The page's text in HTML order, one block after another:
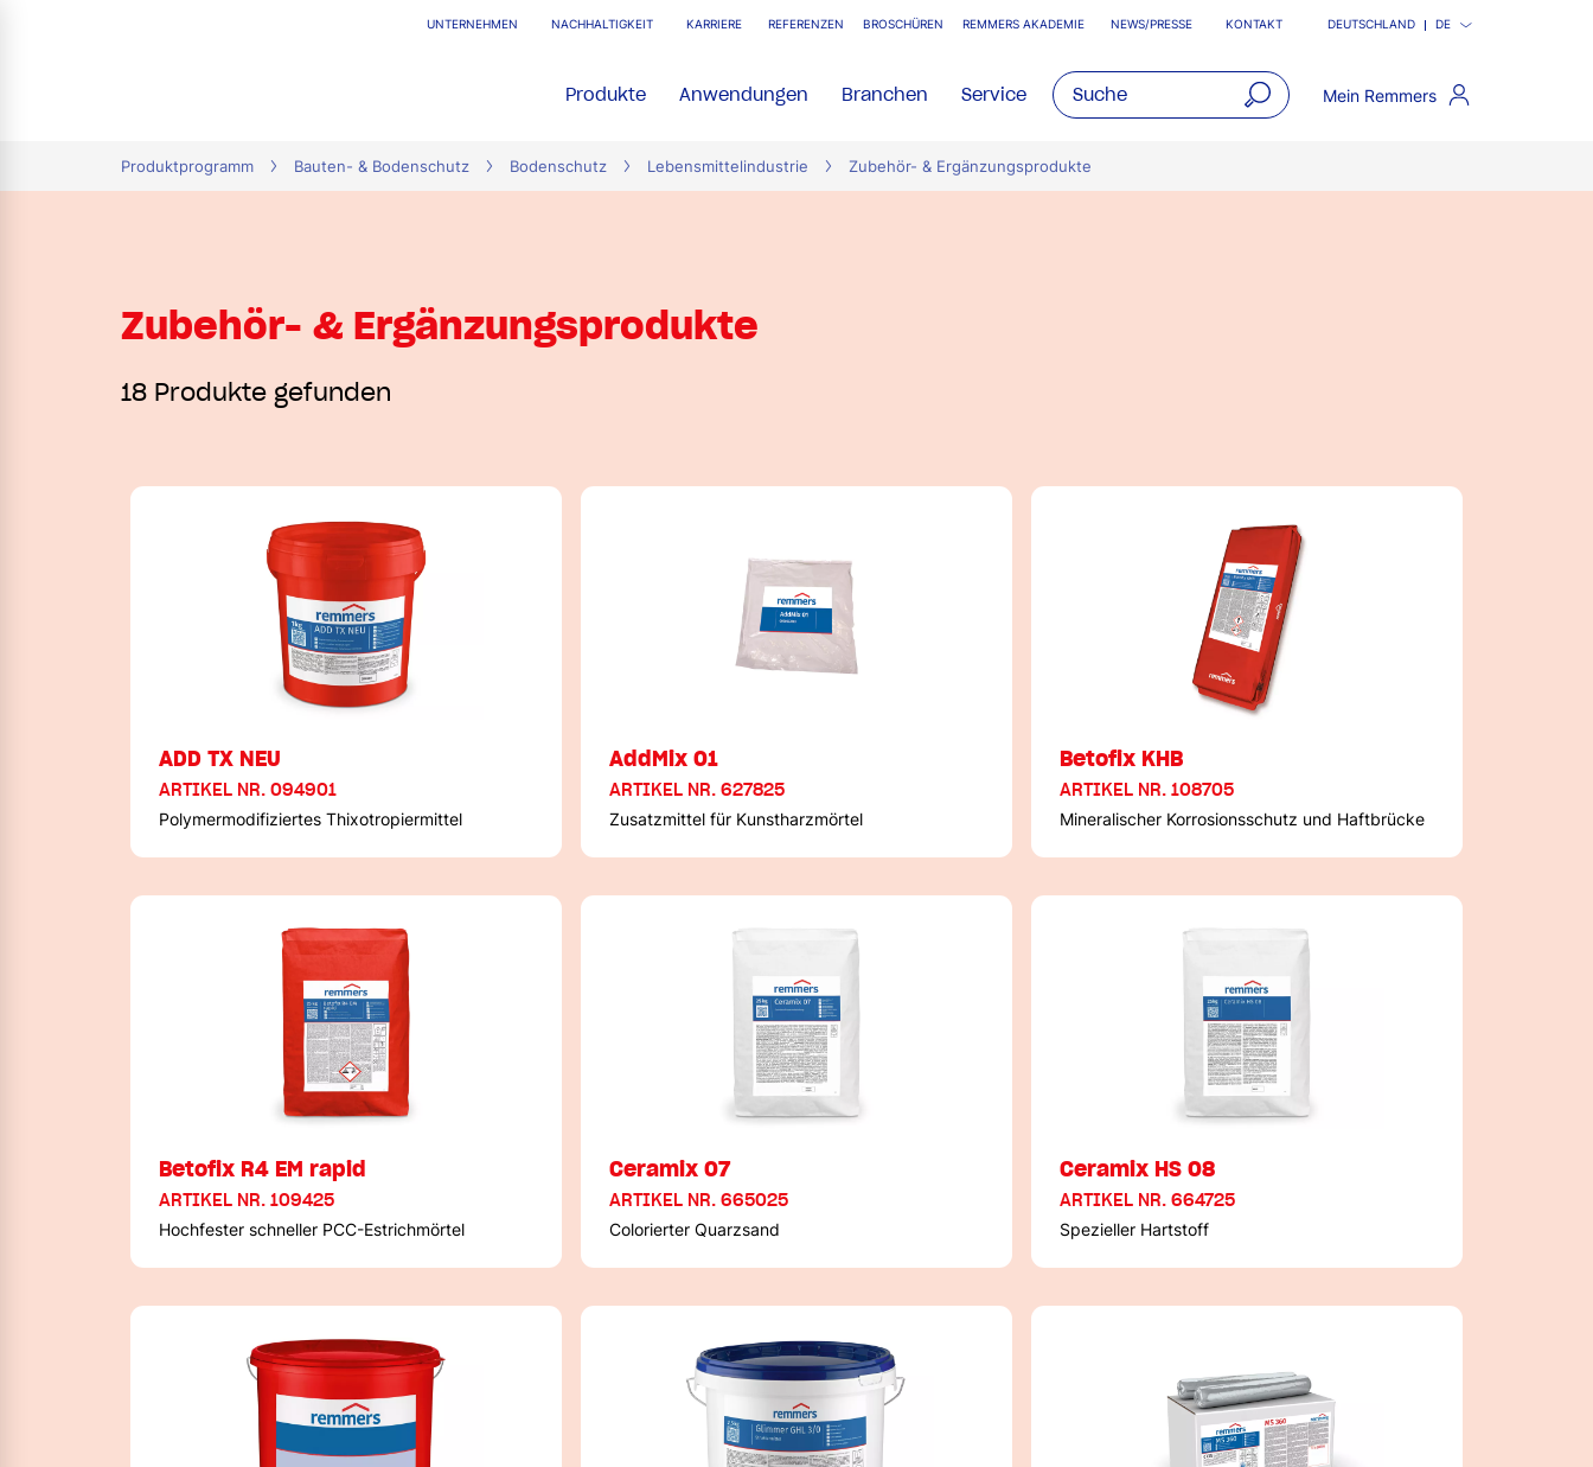
UNTERNEHMEN NACHHALTIGKEIT KARRIERE REFERENZEN BROSCHÜREN REMMERS AKADEMIE NEWS/PRESSE KONTAKT DEUTSCHLAND DE
Produkte Anwendungen Branchen Service Mein Remmers
Produktprogramm Bauten- & Bodenschutz Bodenschutz Lebensmittelindustrie Zubehör- & Ergänzungsprodukte
Zubehör- & Ergänzungsprodukte
18 Produkte gefunden
ADD TX NEU
ARTIKEL NR. 094901
Polymermodifiziertes Thixotropiermittel
AddMix 01
ARTIKEL NR. 627825
Zusatzmittel für Kunstharzmörtel
Betofix KHB
ARTIKEL NR. 108705
Mineralischer Korrosionsschutz und Haftbrücke
Betofix R4 EM rapid
ARTIKEL NR. 109425
Hochfester schneller PCC-Estrichmörtel
Ceramix 07
ARTIKEL NR. 665025
Colorierter Quarzsand
Ceramix HS 08
ARTIKEL NR. 664725
Spezieller Hartstoff